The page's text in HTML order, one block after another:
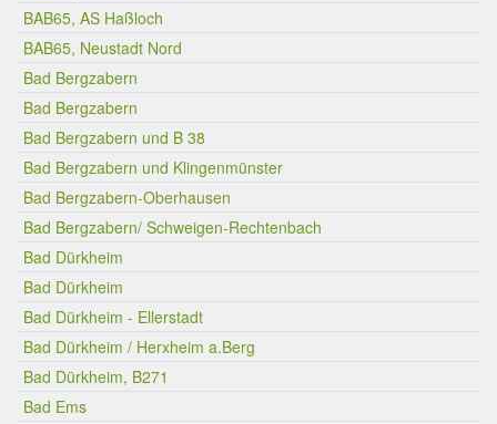
BAB65, AS Haßloch
BAB65, Neustadt Nord
Bad Bergzabern
Bad Bergzabern
Bad Bergzabern und B 38
Bad Bergzabern und Klingenmünster
Bad Bergzabern-Oberhausen
Bad Bergzabern/ Schweigen-Rechtenbach
Bad Dürkheim
Bad Dürkheim
Bad Dürkheim - Ellerstadt
Bad Dürkheim / Herxheim a.Berg
Bad Dürkheim, B271
Bad Ems